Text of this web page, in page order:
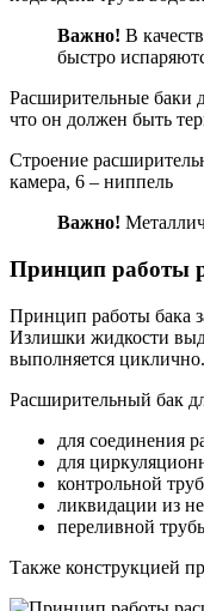
Важно! В
быстро
Расширительные баки
что он должен быть
Строение
камера, 6 – ниппель
Важно!
Принцип работы
Принцип работы бака
Излишки жидкости
выполняется циклично.
Расширительный бак
для соединения
для
контрольной
ликвидации из
переливной
Также конструкцией